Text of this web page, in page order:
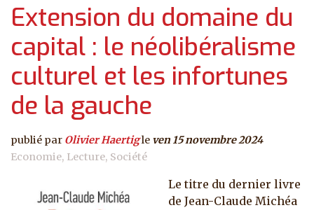
Extension du domaine du
capital : le néolibéralisme
culturel et les infortunes
de la gauche
publié par Olivier Haertigle ven 15 novembre 2024
Economie Lecture Société
Le titre du dernier livre
de Jean-Claude Michéa